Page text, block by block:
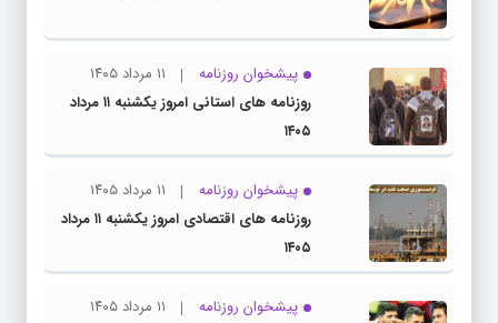
پیشخوان روزنامه
۱۱ مرداد ۱۴۰۵
روزنامه های استانی امروز یکشنبه ۱۱ مرداد
۱۴۰۵
پیشخوان روزنامه
۱۱ مرداد ۱۴۰۵
روزنامه های اقتصادی امروز یکشنبه ۱۱ مرداد
۱۴۰۵
پیشخوان روزنامه
۱۱ مرداد ۱۴۰۵